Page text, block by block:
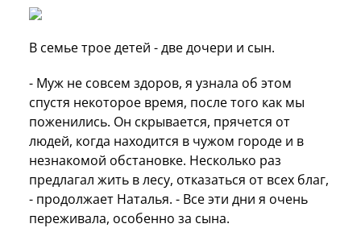
В семье трое детей - две дочери и сын.
- Муж не совсем здоров, я узнала об этом
спустя некоторое время, после того как мы
поженились. Он скрывается, прячется от
людей, когда находится в чужом городе и в
незнакомой обстановке. Несколько раз
предлагал жить в лесу, отказаться от всех благ,
- продолжает Наталья. - Все эти дни я очень
переживала, особенно за сына.